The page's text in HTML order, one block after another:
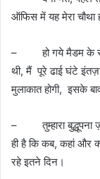
ऑफिस में यह मेरा
– हो गये मैडम के
थी, मैं पूरे ढाई घंटे
मुलाकात होगी, इसके
– तुम्हारा बुद्धूपना
ही है कि कब, कहां और
रहे इतने दिन।